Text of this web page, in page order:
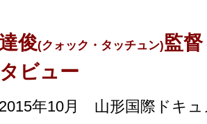
俊(クォック・タッチュン)監
ビュー
2015年10月 山形国際ドキ